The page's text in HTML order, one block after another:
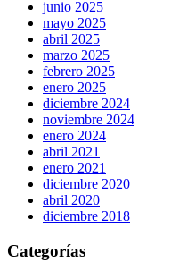
junio 2025
mayo 2025
abril 2025
marzo 2025
febrero 2025
enero 2025
diciembre 2024
noviembre 2024
enero 2024
abril 2021
enero 2021
diciembre 2020
abril 2020
diciembre 2018
Categorías